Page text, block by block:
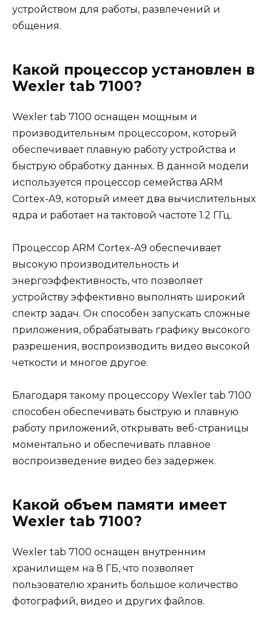
устройством для работы, развлечений и
общения.
Какой процессор установлен в
Wexler tab 7100?
Wexler tab 7100 оснащен мощным и
производительным процессором, который
обеспечивает плавную работу устройства и
быструю обработку данных. В данной модели
используется процессор семейства ARM
Cortex-A9, который имеет два вычислительных
ядра и работает на тактовой частоте 1.2 ГГц.
Процессор ARM Cortex-A9 обеспечивает
высокую производительность и
энергоэффективность, что позволяет
устройству эффективно выполнять широкий
спектр задач. Он способен запускать сложные
приложения, обрабатывать графику высокого
разрешения, воспроизводить видео высокой
четкости и многое другое.
Благодаря такому процессору Wexler tab 7100
способен обеспечивать быструю и плавную
работу приложений, открывать веб-страницы
моментально и обеспечивать плавное
воспроизведение видео без задержек.
Какой объем памяти имеет
Wexler tab 7100?
Wexler tab 7100 оснащен внутренним
хранилищем на 8 ГБ, что позволяет
пользователю хранить большое количество
фотографий, видео и других файлов.